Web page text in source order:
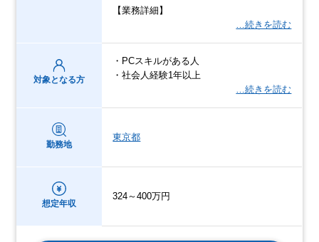
【業務詳細】
…続きを読む
対象となる方
・PCスキルがある人
・社会人経験1年以上
…続きを読む
勤務地
東京都
想定年収
324～400万円